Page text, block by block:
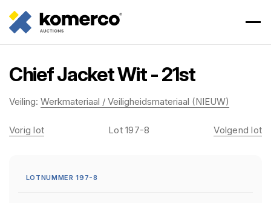
Chief Jacket Wit - 21st
Veiling: Werkmateriaal / Veiligheidsmateriaal (NIEUW)
Vorig lot Lot 197-8 Volgend lot
LOTNUMMER 197-8